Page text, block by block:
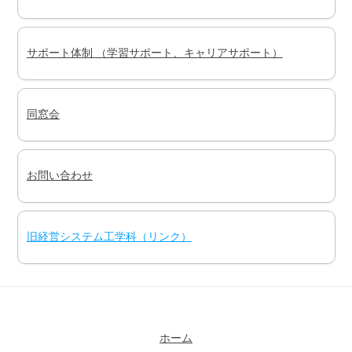
サポート体制 （学習サポート、キャリアサポート）
同窓会
お問い合わせ
旧経営システム工学科（リンク）
ホーム